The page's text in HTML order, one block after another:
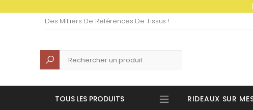
Des Milliers De Références De Tissus !
Recherche
TOUS LES PRODUITS RIDEAUX SUR